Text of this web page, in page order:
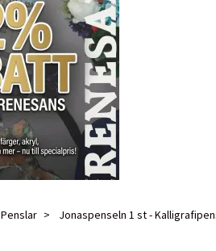
Penslar Jonaspenseln 1 st -